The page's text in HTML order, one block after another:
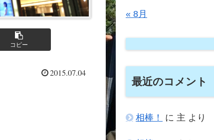
コピー
2015.07.04
« 8月
最近のコメント
相棒！ に 主 より